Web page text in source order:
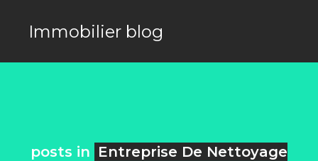
Immobilier blog
posts in Entreprise De Nettoyage